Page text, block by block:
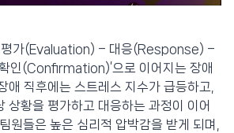
가(Evaluation) – 대응(Response) –
인(Confirmation)’으로 이어지는 장애
애 직후에는 스트레스 지수가 급등하고,
상황을 평가하고 대응하는 과정이 이어
원들은 높은 심리적 압박감을 받게 되며,